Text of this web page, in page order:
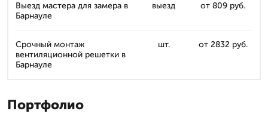
Выезд мастера для замера в
Барнауле
выезд от 809 руб.
Срочный монтаж
вентиляционной решетки в
Барнауле
шт. от 2832 руб.
Портфолио